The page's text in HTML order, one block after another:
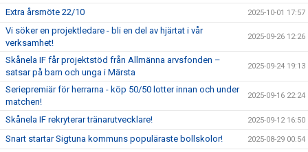
Extra årsmöte 22/10 2025-10-01 17:57
Vi söker en projektledare - bli en del av hjärtat i vår
verksamhet!
2025-09-26 12:26
Skånela IF får projektstöd från Allmänna arvsfonden –
satsar på barn och unga i Märsta
2025-09-24 19:13
Seriepremiär för herrarna - köp 50/50 lotter innan och under
matchen!
2025-09-16 22:24
Skånela IF rekryterar tränarutvecklare! 2025-09-12 16:50
Snart startar Sigtuna kommuns populäraste bollskolor! 2025-08-29 00:54